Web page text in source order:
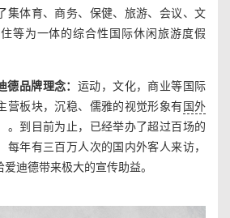
集体育、商务、保健、旅游、会议、文
等为一体的综合性国际休闲旅游度假
德品牌理念： 运动，文化，商业等国际
营板块，沉稳、儒雅的视觉形象有国外
。到目前为止，已经举办了超过百场的
每年有三百万人次的国内外客人来访，
迪德带来极大的宣传助益。